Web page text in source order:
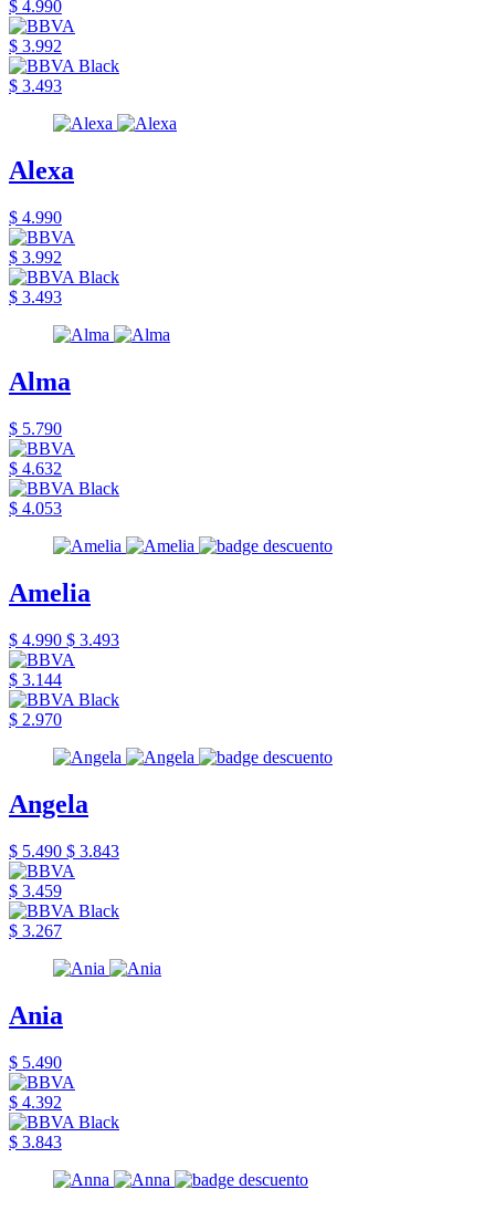
$ 4.990
$ 3.992
$ 3.493
Alexa
$ 4.990
$ 3.992
$ 3.493
Alma
$ 5.790
$ 4.632
$ 4.053
Amelia
$ 4.990 $ 3.493
$ 3.144
$ 2.970
Angela
$ 5.490 $ 3.843
$ 3.459
$ 3.267
Ania
$ 5.490
$ 4.392
$ 3.843